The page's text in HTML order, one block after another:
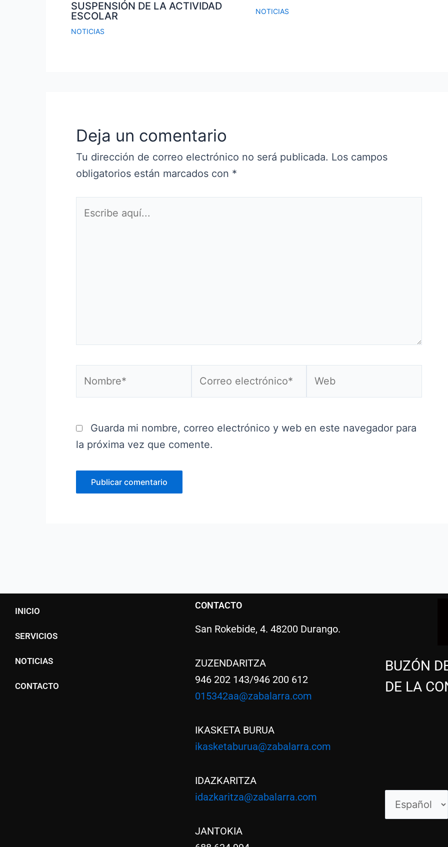
SUSPENSIÓN DE LA ACTIVIDAD
ESCOLAR
NOTICIAS
NOTICIAS
Deja un comentario
Tu dirección de correo electrónico no será publicada. Los campos
obligatorios están marcados con *
aquí...
electrónico*
Guarda mi nombre, correo electrónico y web en este navegador para
la próxima vez que comente.
INICIO
SERVICIOS
NOTICIAS
CONTACTO
CONTACTO
San Rokebide, 4. 48200 Durango.
ZUZENDARITZA
946 202 143/946 200 612
015342aa@zabalarra.com
IKASKETA BURUA
ikasketaburua@zabalarra.com
IDAZKARITZA
idazkaritza@zabalarra.com
JANTOKIA
BUZÓN
DE LA
Elegir